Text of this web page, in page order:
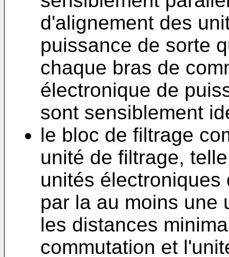
d'alignement des
puissance de sorte
chaque bras de
électronique de
sont sensiblement
le bloc de filtrage
unité de filtrage,
unités
par la au moins une
les distances
commutation et